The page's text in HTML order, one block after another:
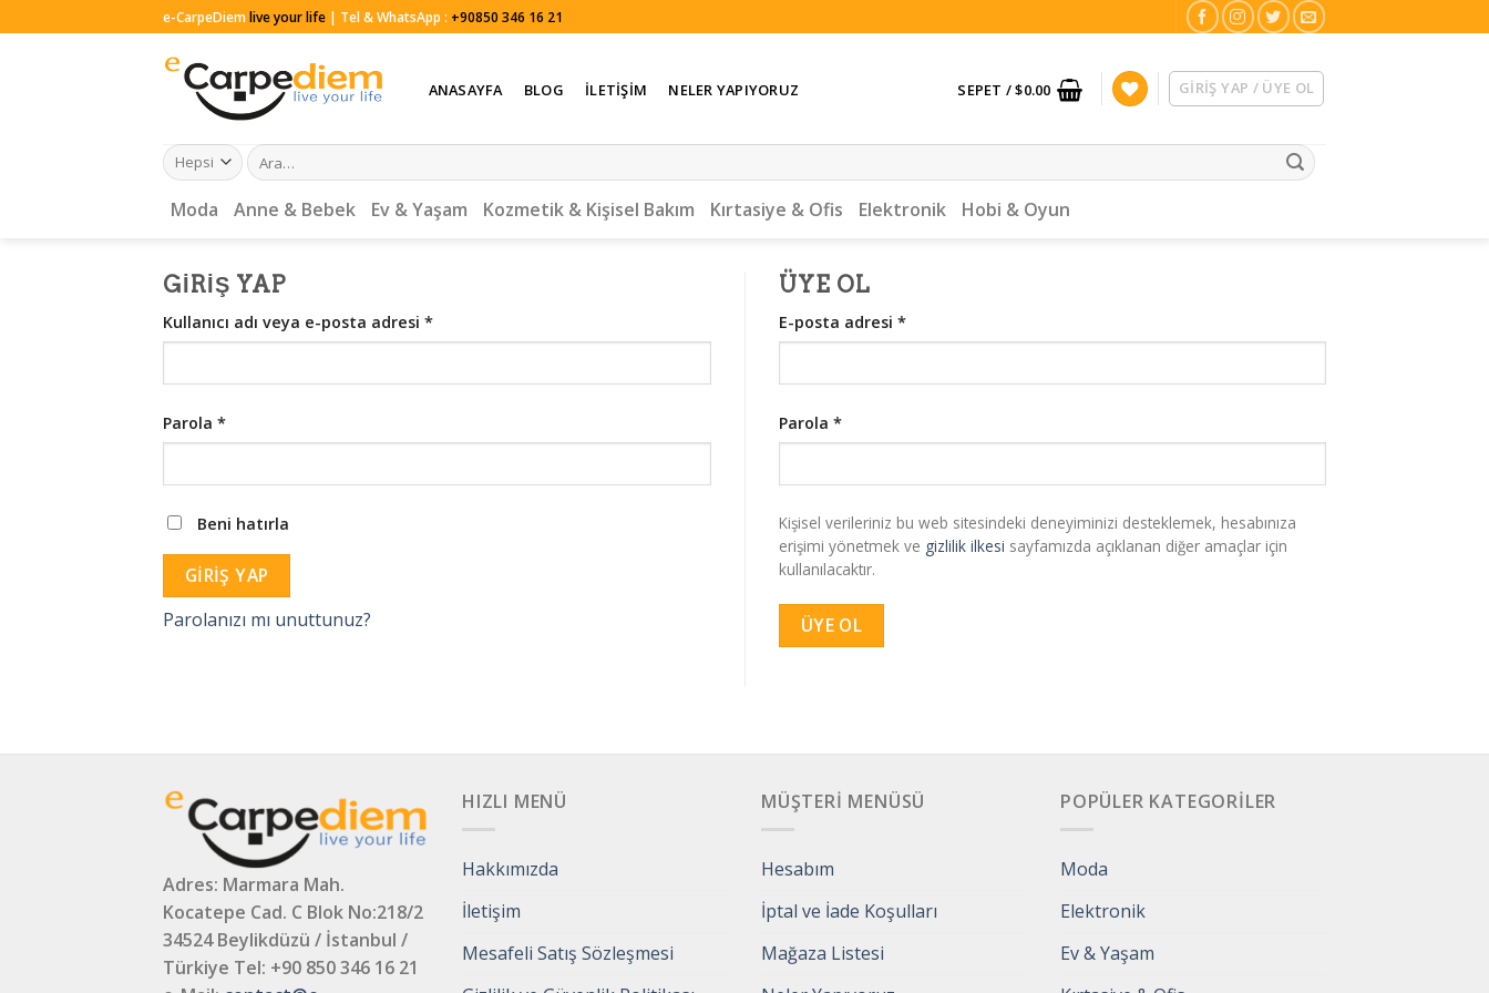
to
e-CarpeDiemlive your life | Tel & WhatsApp : +90850 346 16 21
ANASAYFA BLOG İLETIŞIM NELER YAPIYORUZ SEPET /$0.00 GIRIŞ YAP / ÜYE OL
Ara:
Moda Anne & Bebek Ev & Yaşam Kozmetik & Kişisel Bakım Kırtasiye & Ofis Elektronik Hobi & Oyun
GIRIŞ YAP
Kullanıcı adı veya e-posta adresi *
Parola *
Beni hatırla
GIRIŞ YAP
Parolanızı mı unuttunuz?
ÜYE OL
E-posta adresi *
Parola *
Kişisel verileriniz bu web sitesindeki deneyiminizi desteklemek, hesabınıza
erişimi yönetmek ve gizlilik ilkesi sayfamızda açıklanan diğer amaçlar için
kullanılacaktır.
ÜYE OL
Adres: Marmara Mah.
Kocatepe Cad. C Blok No:218/2
34524 Beylikdüzü / İstanbul /
Türkiye Tel: +90 850 346 16 21
HIZLI MENÜ
Hakkımızda
İletişim
Mesafeli Satış Sözleşmesi
MÜŞTERI MENÜSÜ
Hesabım
İptal ve İade Koşulları
Mağaza Listesi
POPÜLER KATEGORILER
Moda
Elektronik
Ev & Yaşam